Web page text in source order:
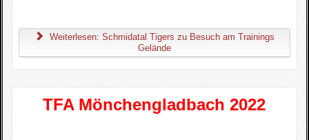
Weiterlesen: Schmidatal Tigers zu Besuch am Trainings
Gelände
TFA Mönchengladbach 2022